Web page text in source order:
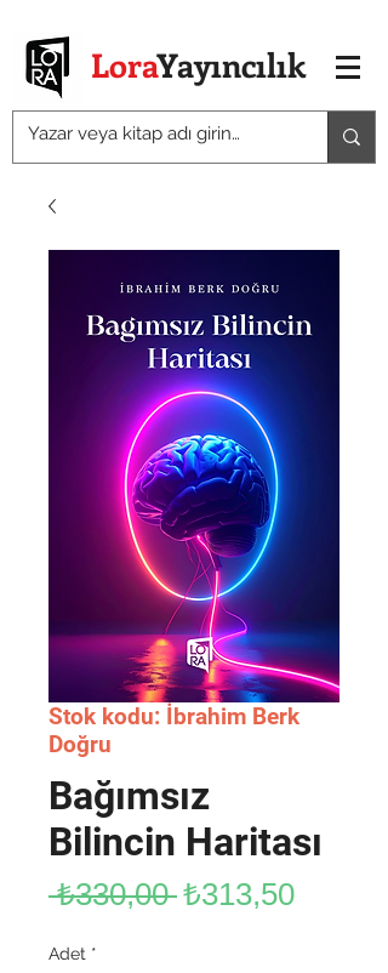
LoraYayıncılık
Stok kodu: İbrahim Berk
Doğru
Bağımsız
Bilincin Haritası
₺330,00 Normal
₺313,50İndirimli
Adet *